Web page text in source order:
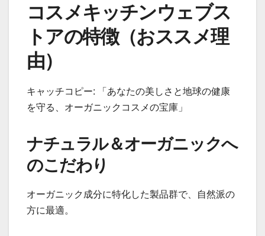
コスメキッチンウェブス
トアの特徴（おススメ理
由）
キャッチコピー: 「あなたの美しさと地球の健康
を守る、オーガニックコスメの宝庫」
ナチュラル＆オーガニックへ
のこだわり
オーガニック成分に特化した製品群で、自然派の
方に最適。